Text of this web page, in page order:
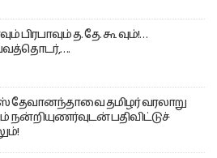
பிரபாவும் த. தே. கூ வும்!…
தேவானந்தாவை தமிழர் வரலாறு
நன்றியுணர்வுடன் பதிவிட்டுச்